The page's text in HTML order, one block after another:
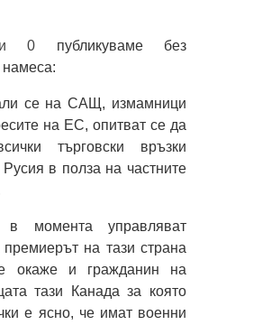
0 публикуваме без
намеса:
се на САЩ, измамници
на ЕС, опитват се да
търговски връзки
в полза на частните
момента управляват
на тази страна
окаже и гражданин на
тази Канада за която
е ясно, че имат военни